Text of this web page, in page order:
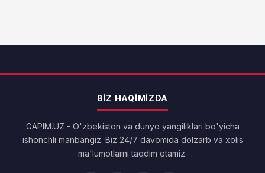
BIZ HAQIMIZDA
GAPIM.UZ - O'zbekiston va dunyo yangiliklari bo'yicha
ishonchli manbangiz. Biz 24/7 davomida dolzarb va xolis
ma'lumotlarni taqdim etamiz.